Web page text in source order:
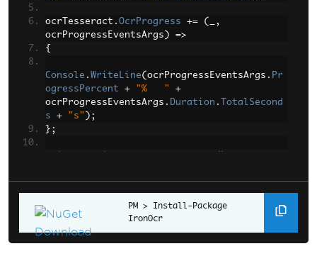
ocrTesseract . OcrProgress += (
,
ocrProgressEventsArgs )
=>
{
Console . WriteLine( ocrProgressEventsArgs . Pr
ogressPercent
+ "%   "
+
ocrProgressEventsArgs . Duration .
TotalSecond
s
+ "s" );
};
read operation even if the main thread is
var result
Install-Package
IronOcr